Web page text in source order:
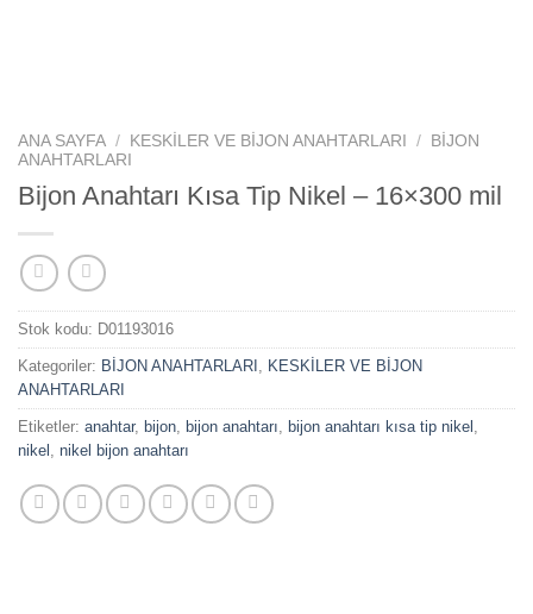
ANA SAYFA / KESKİLER VE BİJON ANAHTARLARI /
BİJON
ANAHTARLARI
Bijon Anahtarı Kısa Tip Nikel – 16×300 mil
Stok kodu: D01193016
Kategoriler: BİJON ANAHTARLARI , KESKİLER VE BİJON
ANAHTARLARI
Etiketler: anahtar, bijon, bijon anahtarı, bijon anahtarı kısa tip nikel ,
nikel , nikel bijon anahtarı